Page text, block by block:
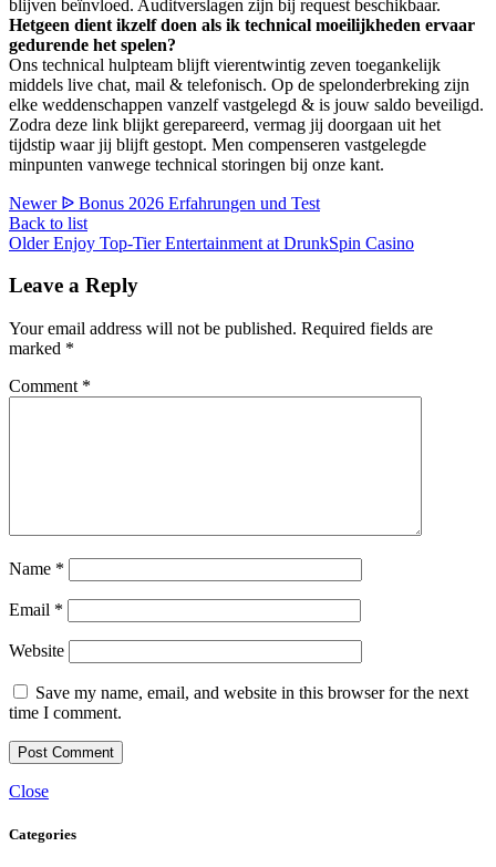
blijven beïnvloed. Auditverslagen zijn bij request beschikbaar.
Hetgeen dient ikzelf doen als ik technical moeilijkheden ervaar
gedurende het spelen?
Ons technical hulpteam blijft vierentwintig zeven toegankelijk
middels live chat, mail & telefonisch. Op de spelonderbreking zijn
elke weddenschappen vanzelf vastgelegd & is jouw saldo beveiligd.
Zodra deze link blijkt gerepareerd, vermag jij doorgaan uit het
tijdstip waar jij blijft gestopt. Men compenseren vastgelegde
minpunten vanwege technical storingen bij onze kant.
Newer ᐉ Bonus 2026 Erfahrungen und Test
Back to list
Older Enjoy Top-Tier Entertainment at DrunkSpin Casino
Leave a Reply
Your email address will not be published. Required fields are
marked *
Comment *
Name *
Email *
Website
Save my name, email, and website in this browser for the next
time I comment.
Close
Categories